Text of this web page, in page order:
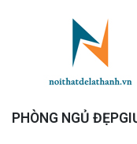
PHÒNG NGỦ ĐẸP